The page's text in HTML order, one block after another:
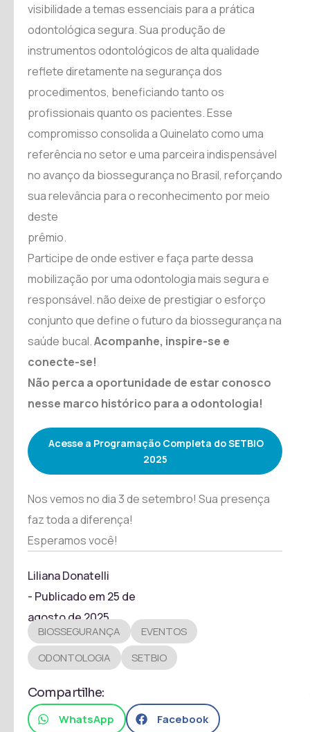
visibilidade a temas essenciais para a prática
odontológica segura. Sua produção de
instrumentos odontológicos de alta qualidade
reflete diretamente na segurança dos
procedimentos, beneficiando tanto os
profissionais quanto os pacientes. Esse
compromisso consolida a Quinelato como uma
referência no setor e uma parceira indispensável
no avanço da biossegurança no Brasil, reforçando
sua relevância para o reconhecimento por meio
deste
prêmio.
Participe de onde estiver e faça parte dessa
mobilização por uma odontologia mais segura e
responsável. não deixe de prestigiar o esforço
conjunto que define o futuro da biossegurança na
saúde bucal.Acompanhe, inspire-se e
conecte-se!
Não perca a oportunidade de estar conosco
nesse marco histórico para a odontologia!
Acesse a Programação Completa do SETBIO
2025
Nos vemos no dia 3 de setembro! Sua presença
faz toda a diferença!
Esperamos você!
Liliana Donatelli
- Publicado em 25 de
agosto de 2025
BIOSSEGURANÇA
EVENTOS
ODONTOLOGIA
SETBIO
Compartilhe:
WhatsApp Facebook